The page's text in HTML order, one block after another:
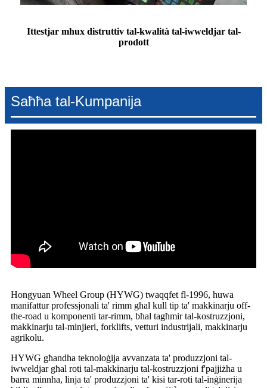
Ittestjar mhux distruttiv tal-kwalità tal-iwweldjar tal-
prodott
Saħħa tal-Kumpanija
Hongyuan Wheel Group (HYWG) twaqqfet fl-1996, huwa
manifattur professjonali ta' rimm għal kull tip ta' makkinarju off-
the-road u komponenti tar-rimm, bħal tagħmir tal-kostruzzjoni,
makkinarju tal-minjieri, forklifts, vetturi industrijali, makkinarju
agrikolu.
HYWG għandha teknoloġija avvanzata ta' produzzjoni tal-
iwweldjar għal roti tal-makkinarju tal-kostruzzjoni f'pajjiżha u
barra minnha, linja ta' produzzjoni ta' kisi tar-roti tal-inġinerija